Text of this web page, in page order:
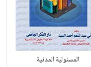
المسئولية المدنية